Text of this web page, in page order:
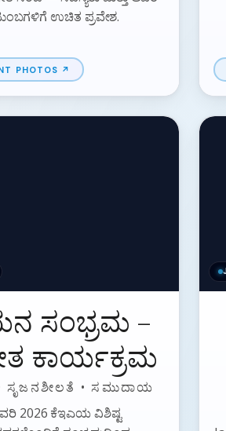
ಉಚಿತ ಪ್ರವೇಶ.
PHOTOS ↗
ಸಂಭ್ರಮ –
ಕಾರ್ಯಕ್ರಮ
ಸೃಜನಶೀಲತೆ • ಸಮುದಾಯ
2026 ಕೆಇಎಯ ವಿಶಿಷ್ಟ